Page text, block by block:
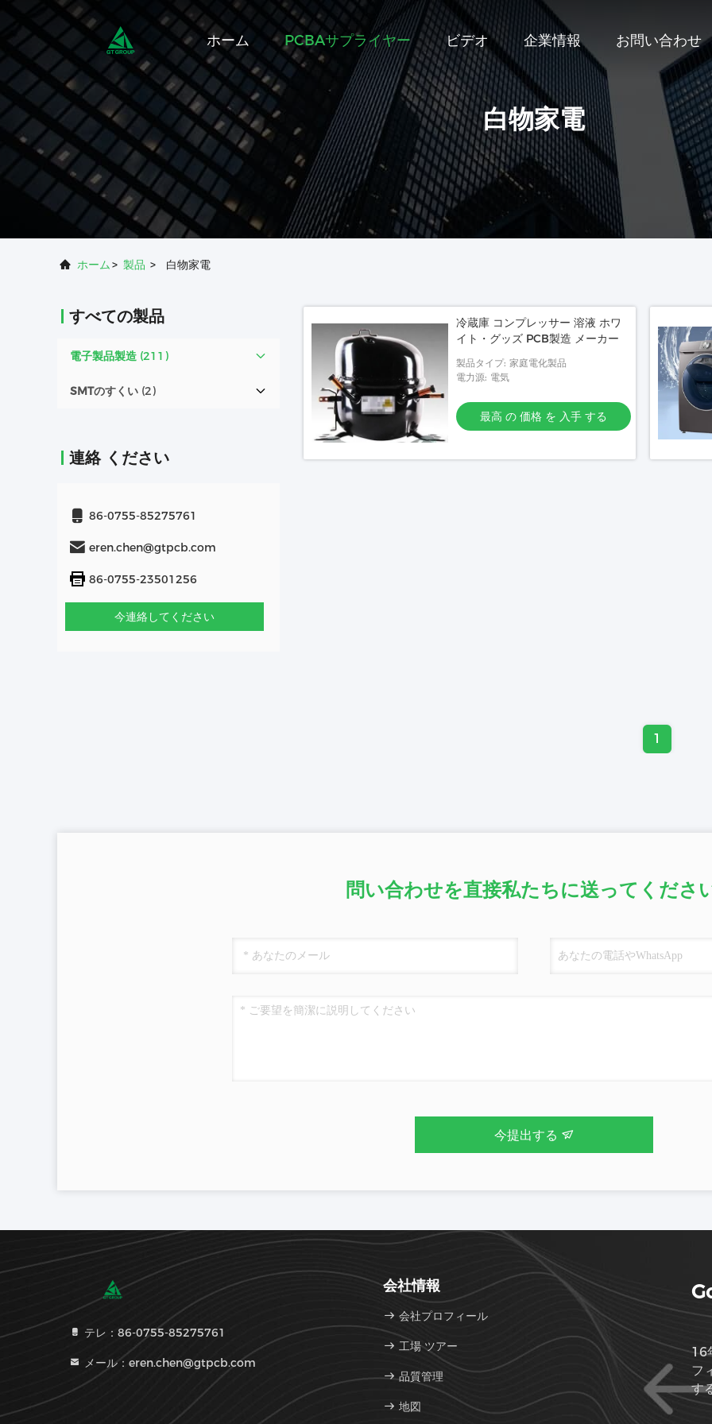
ホーム PCBAサプライヤー ビデオ 企業情報 お問い合わせ
白物家電
ホーム> 製品 > 白物家電
すべての製品
電子製品製造 (211)
SMTのすくい (2)
連絡 ください
86-0755-85275761
eren.chen@gtpcb.com
86-0755-23501256
今連絡してください
冷蔵庫 コンプレッサー 溶液 ホワ
イト・グッズ PCB製造 メーカー
製品タイプ: 家庭電化製品
電力源: 電気
最高 の 価格 を 入手 する
1
問い合わせを直接私たちに送ってくださ
今提出する
テレ：86-0755-85275761
メール：eren.chen@gtpcb.com
会社情報
会社プロフィール
工場 ツアー
品質管理
地図
16
フ
す